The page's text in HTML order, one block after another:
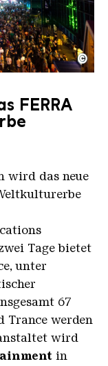
©
FERRA
wird das neue
Tage bietet
unter
67
Trance werden
wird
in